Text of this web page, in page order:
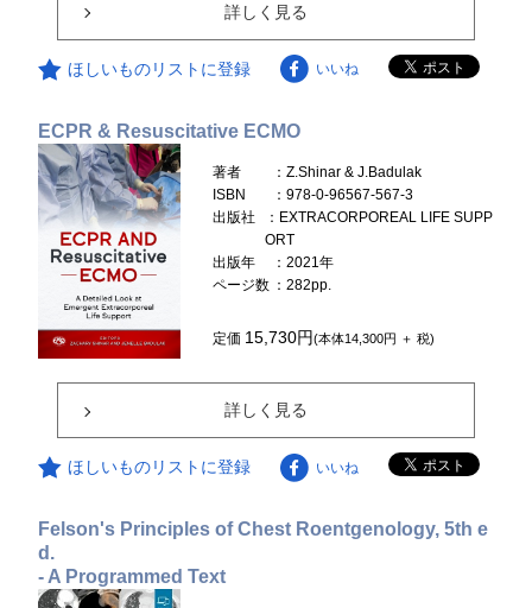
詳しく見る
ほしいものリストに登録 いいね
ECPR & Resuscitative ECMO
著者
：Z.Shinar & J.Badulak
ISBN
：978-0-96567-567-3
出版社
：EXTRACORPOREAL LIFE SUPP
ORT
出版年
：2021年
ページ数 ：282pp.
定価 15,730円(本体14,300円 ＋ 税)
詳しく見る
ほしいものリストに登録 いいね
Felson's Principles of Chest Roentgenology, 5th e
d.
- A Programmed Text